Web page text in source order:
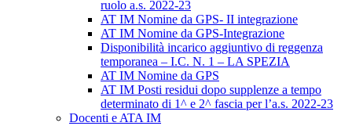
ruolo a.s. 2022-23
AT IM Nomine da GPS- II integrazione
AT IM Nomine da GPS-Integrazione
Disponibilità incarico aggiuntivo di reggenza
temporanea – I.C. N. 1 – LA SPEZIA
AT IM Nomine da GPS
AT IM Posti residui dopo supplenze a tempo
determinato di 1^ e 2^ fascia per l’a.s. 2022-23
Docenti e ATA IM